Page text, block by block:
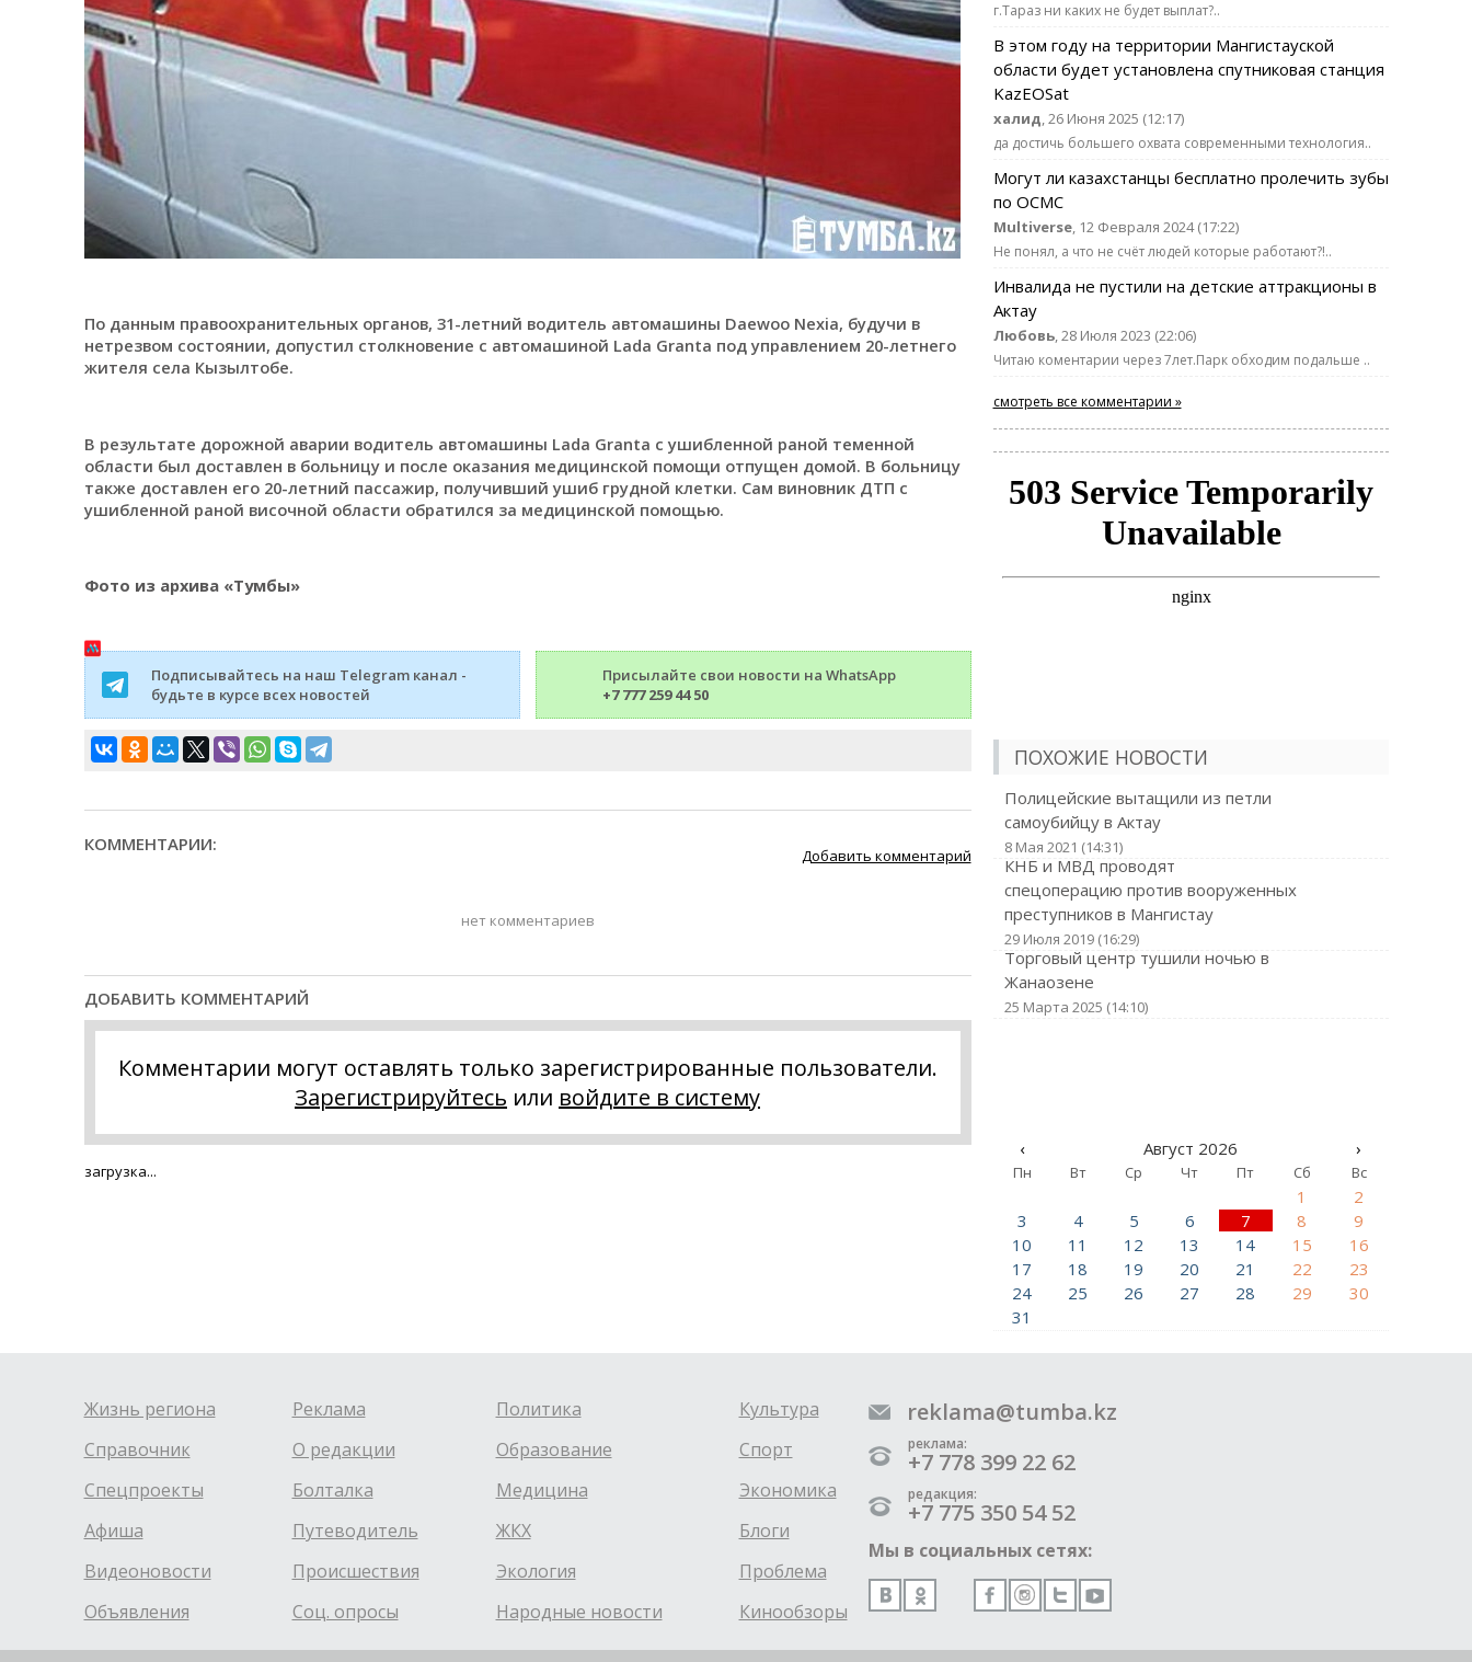
По данным правоохранительных органов, 31-летний водитель автомашины Daewoo Nexia, будучи в
нетрезвом состоянии, допустил столкновение с автомашиной Lada Granta под управлением 20-летнего
жителя села Кызылтобе.
В результате дорожной аварии водитель автомашины Lada Granta с ушибленной раной теменной
области был доставлен в больницу и после оказания медицинской помощи отпущен домой. В больницу
также доставлен его 20-летний пассажир, получивший ушиб грудной клетки. Сам виновник ДТП с
ушибленной раной височной области обратился за медицинской помощью.
Фото из архива «Тумбы»
Подписывайтесь на наш Telegram канал -
будьте в курсе всех новостей
Присылайте свои новости на WhatsApp
+7 777 259 44 50
КОММЕНТАРИИ:
Добавить комментарий
нет комментариев
ДОБАВИТЬ КОММЕНТАРИЙ
Комментарии могут оставлять только зарегистрированные пользователи.
Зарегистрируйтесь или войдите в систему
загрузка...
г.Тараз ни каких не будет выплат?..
В этом году на территории Мангистауской
области будет установлена спутниковая станция
KazEOSat
халид, 26 Июня 2025 (12:17)
да достичь большего охвата современными технология..
Могут ли казахстанцы бесплатно пролечить зубы
по ОСМС
Multiverse, 12 Февраля 2024 (17:22)
Не понял, а что не счёт людей которые работают?!..
Инвалида не пустили на детские аттракционы в
Актау
Любовь, 28 Июля 2023 (22:06)
Читаю коментарии через 7лет.Парк обходим подальше ..
смотреть все комментарии »
ПОХОЖИЕ НОВОСТИ
Полицейские вытащили из петли
самоубийцу в Актау
8 Мая 2021 (14:31)
КНБ и МВД проводят
спецоперацию против вооруженных
преступников в Мангистау
29 Июля 2019 (16:29)
Торговый центр тушили ночью в
Жанаозене
25 Марта 2025 (14:10)
‹ Август 2026 ›
Пн Вт Ср Чт Пт Сб Вс
1
2
3
4 5 6 7 8
9
10
11 12 13 14 15
16
17
18 19 20 21 22
23
24
25 26 27 28 29
30
31
Жизнь региона
Справочник
Спецпроекты
Афиша
Видеоновости
Объявления
Реклама
О редакции
Болталка
Путеводитель
Происшествия
Соц. опросы
Политика
Образование
Медицина
ЖКХ
Экология
Народные новости
Культура
Спорт
Экономика
Блоги
Проблема
Кинообзоры
reklama@tumba.kz
реклама:
+7 778 399 22 62
редакция:
+7 775 350 54 52
Мы в социальных сетях: